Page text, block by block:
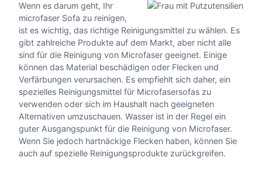
Wenn es darum geht, Ihr
microfaser Sofa zu reinigen,
ist es wichtig, das richtige Reinigungsmittel zu wählen. Es
gibt zahlreiche Produkte auf dem Markt, aber nicht alle
sind für die Reinigung von Microfaser geeignet. Einige
können das Material beschädigen oder Flecken und
Verfärbungen verursachen. Es empfiehlt sich daher, ein
spezielles Reinigungsmittel für Microfasersofas zu
verwenden oder sich im Haushalt nach geeigneten
Alternativen umzuschauen. Wasser ist in der Regel ein
guter Ausgangspunkt für die Reinigung von Microfaser.
Wenn Sie jedoch hartnäckige Flecken haben, können Sie
auch auf spezielle Reinigungsprodukte zurückgreifen.